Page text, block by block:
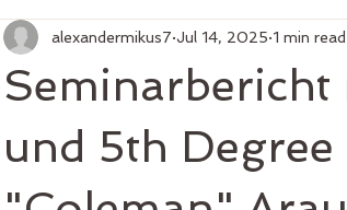
und 5th
alexandermikus7 Jul 14, 2025 1 min read